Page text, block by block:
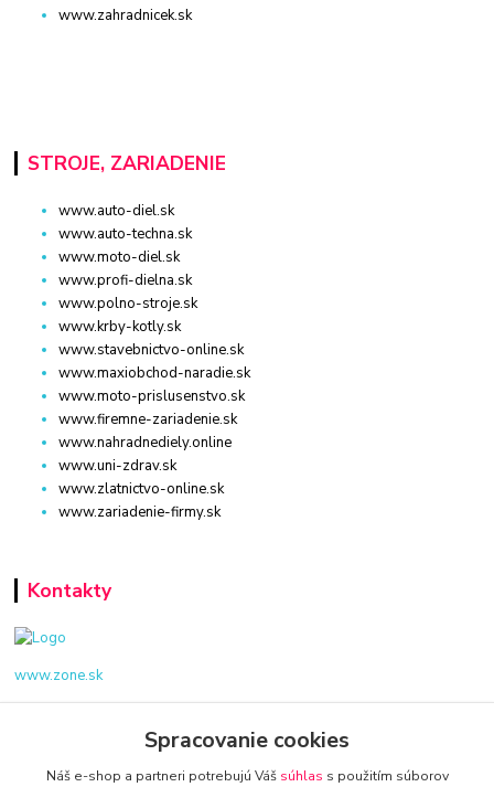
www.zahradnicek.sk
STROJE, ZARIADENIE
www.auto-diel.sk
www.auto-techna.sk
www.moto-diel.sk
www.profi-dielna.sk
www.polno-stroje.sk
www.krby-kotly.sk
www.stavebnictvo-online.sk
www.maxiobchod-naradie.sk
www.moto-prislusenstvo.sk
www.firemne-zariadenie.sk
www.nahradnediely.online
www.uni-zdrav.sk
www.zlatnictvo-online.sk
www.zariadenie-firmy.sk
Kontakty
www.zone.sk
+421 940 949 000
info@kamenik.sk
Spracovanie cookies
Náš e-shop a partneri potrebujú Váš súhlas s použitím súborov